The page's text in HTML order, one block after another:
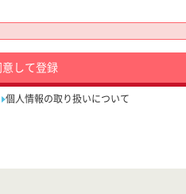
して登録
個人情報の取り扱いについて